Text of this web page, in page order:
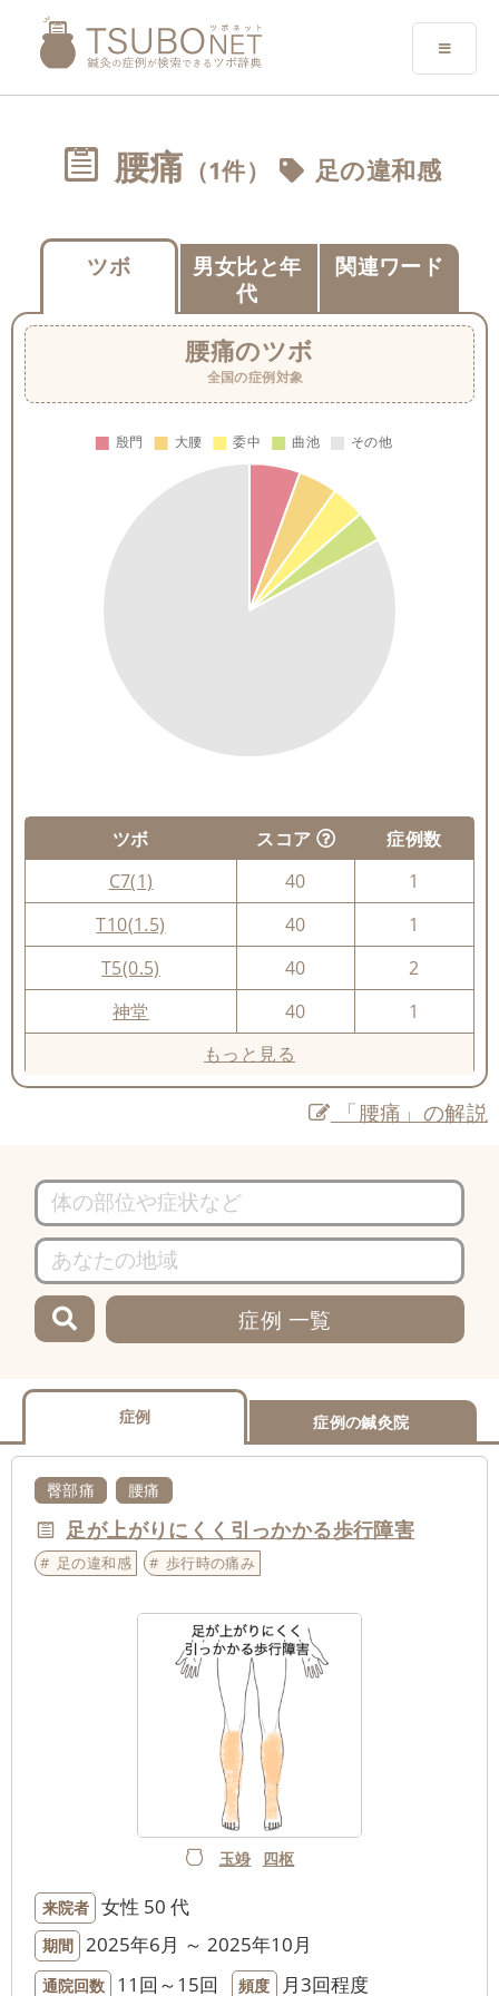
腰痛 （1件） 足の違和感
ツボ
男女比と年
代
関連ワード
腰痛のツボ
全国の症例対象
ツボ スコア
症例数
C7(1)
40
1
T10(1.5)
40
1
T5(0.5)
40
2
神堂
40
1
もっと見る
「腰痛」の解説
症例 一覧
症例 症例の鍼灸院
臀部痛 腰痛
足が上がりにくく引っかかる歩行障害
足の違和感 歩行時の痛み
玉竧 四枢
来院者 女性 50 代
期間 2025年6月 ～ 2025年10月
通院回数 11回～15回 頻度 月3回程度